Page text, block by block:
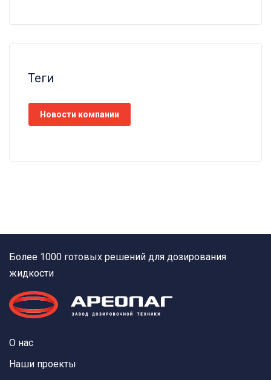
Теги
Новости компании
Более 1000 готовых решений для дозирования
жидкости
О нас
Наши проекты